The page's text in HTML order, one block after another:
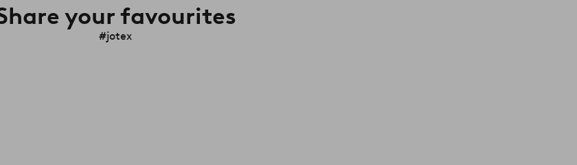
your favourites
#jotex